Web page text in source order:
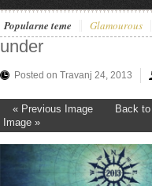
Popularne teme Glamourous
under
Posted on Travanj 24, 2013
« Previous Image Back
Image »